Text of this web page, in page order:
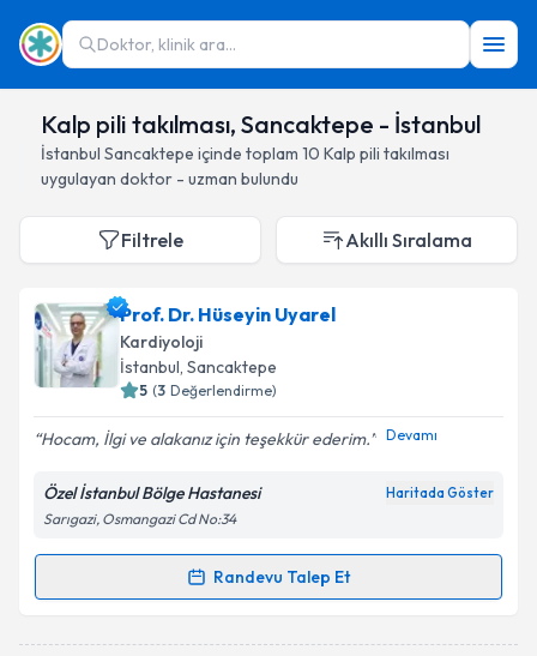
Doktor, klinik ara...
Kalp pili takılması, Sancaktepe - İstanbul
İstanbul Sancaktepe içinde toplam 10 Kalp pili takılması
uygulayan doktor - uzman bulundu
Filtrele Akıllı Sıralama
Prof. Dr. Hüseyin Uyarel
Kardiyoloji
İstanbul, Sancaktepe
5 (3 Değerlendirme)
Hocam, İlgi ve alakanız için teşekkür ederim. Devamı
Özel İstanbul Bölge Hastanesi Haritada Göster
Sarıgazi, Osmangazi Cd No:34
Randevu Talep Et
Randevu Takvimi Talebi